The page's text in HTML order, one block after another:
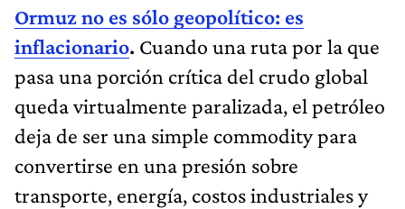
Ormuz no es sólo geopolítico: es
inflacionario. Cuando una ruta por la que
pasa una porción crítica del crudo global
queda virtualmente paralizada, el petróleo
deja de ser una simple commodity para
convertirse en una presión sobre
transporte, energía, costos industriales y